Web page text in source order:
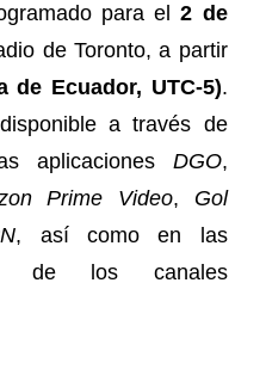
para el2 de
de Toronto, a partir
de Ecuador, UTC-5).
a través de
aplicaciones DGO,
Prime Video, Gol
, así como en las
de los canales